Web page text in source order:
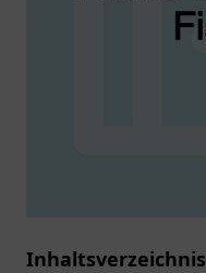
Inhaltsverzeichnis